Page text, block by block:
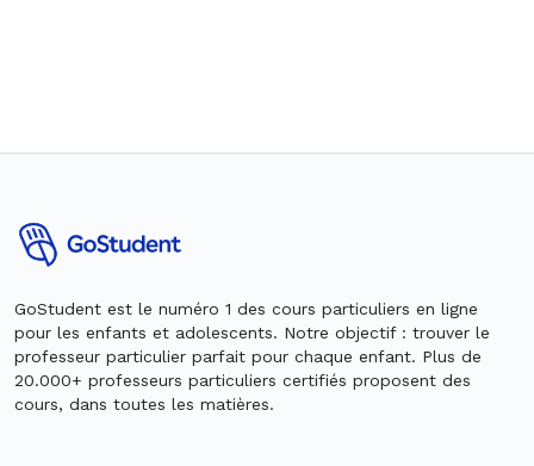
GoStudent est le numéro 1 des cours particuliers en ligne
pour les enfants et adolescents. Notre objectif : trouver le
professeur particulier parfait pour chaque enfant. Plus de
20.000+ professeurs particuliers certifiés proposent des
cours, dans toutes les matières.